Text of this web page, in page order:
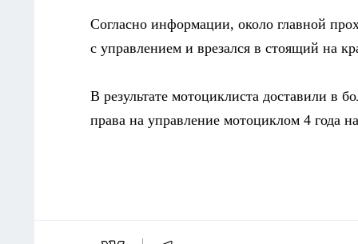
Согласно информации, около главной
с управлением и врезался в стоящий на
В результате мотоциклиста доставили в
права на управление мотоциклом 4 года